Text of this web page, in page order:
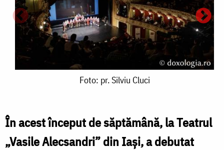
Cluci
Foto: pr. Silviu Cluci
În acest început de săptămână, la Teatrul
„Vasile Alecsandri” din Iași, a debutat